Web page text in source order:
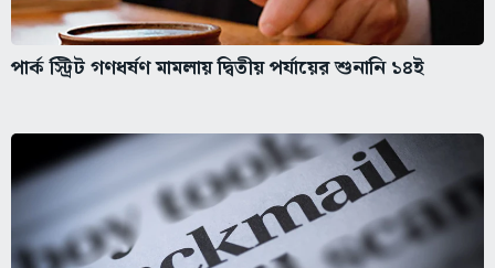
পার্ক স্ট্রিট গণধর্ষণ মামলায় দ্বিতীয় পর্যায়ের শুনানি ১৪ই